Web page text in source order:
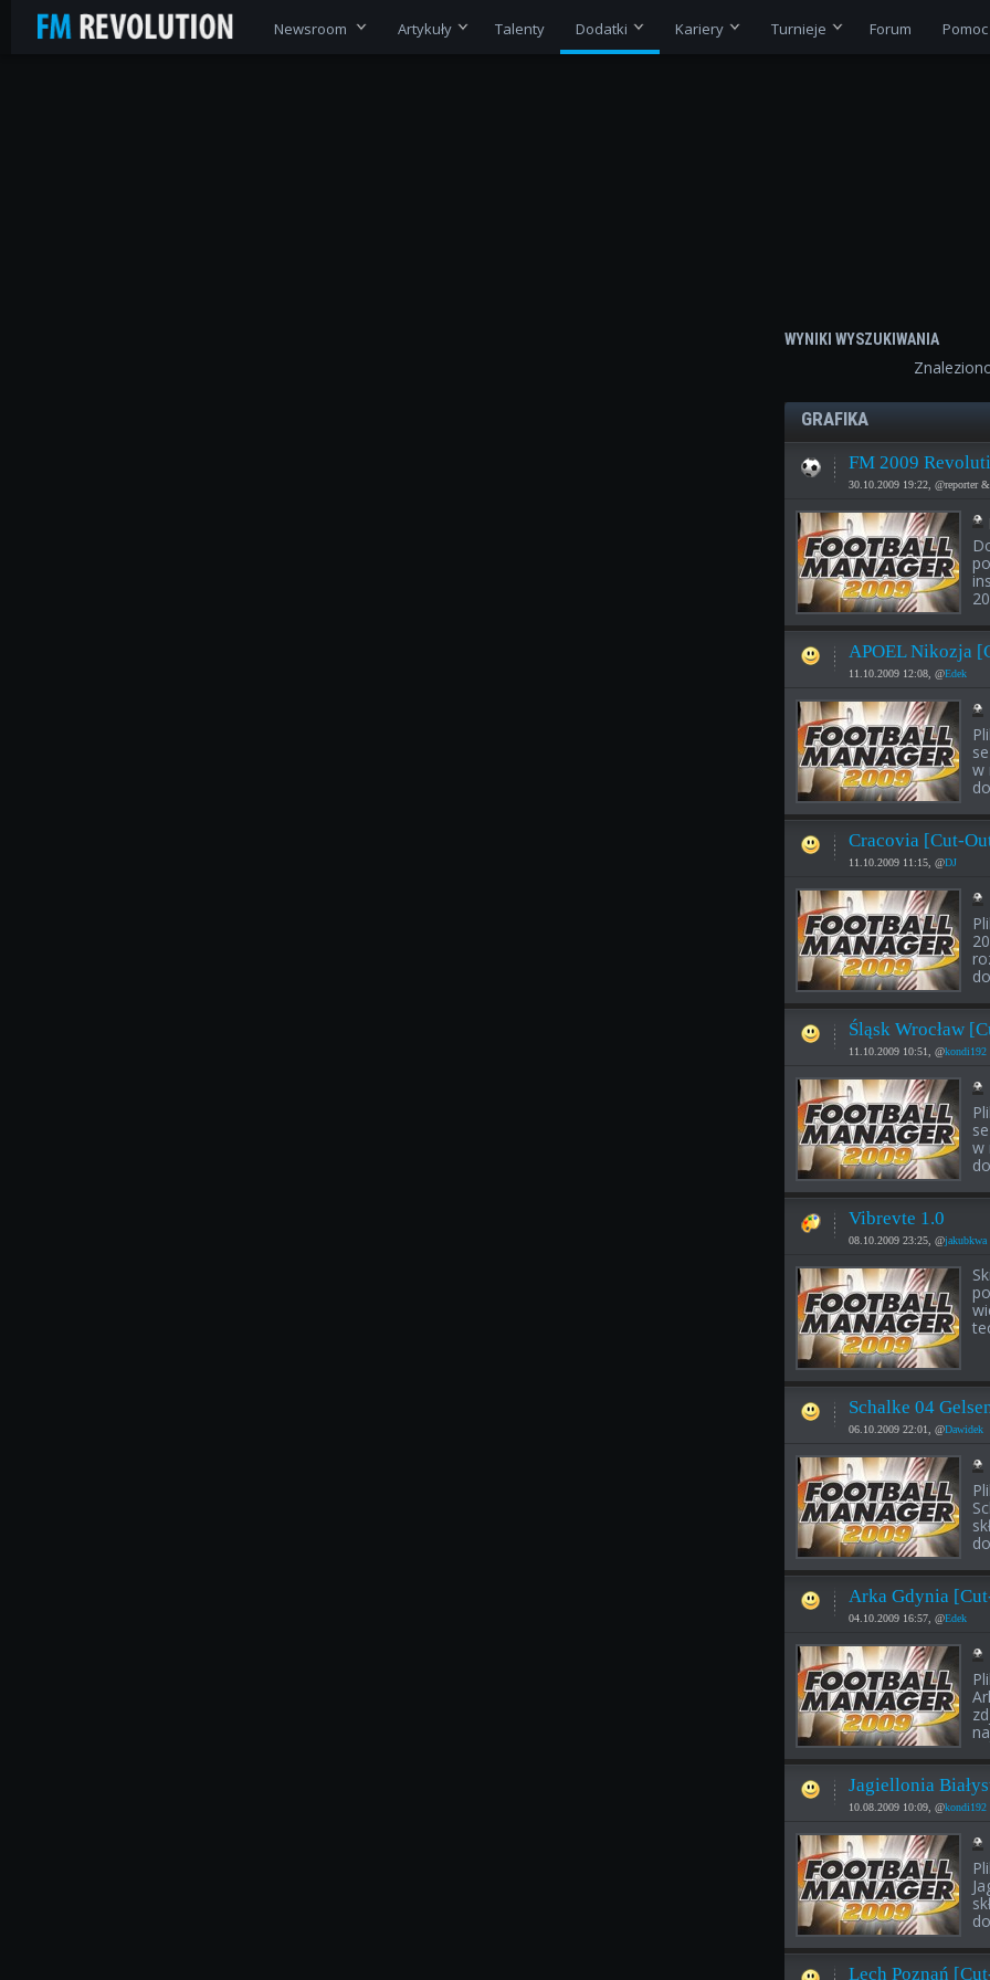
Newsroom Artykuły Talenty Dodatki Kariery Turnieje Forum Pomoc
WYNIKI WYSZUKIWANIA
GRAFIKA
FM 2009
30.10.2009 19:22, @reporter
APOEL Nikozja
11.10.2009 12:08, @Edek
w
Cracovia [Cut-
11.10.2009 11:15, @DJ
Śląsk Wrocław
11.10.2009 10:51, @kondi192
w
Vibrevte 1.0
08.10.2009 23:25, @jakubkwa
Schalke 04
06.10.2009 22:01, @Dawidek
Arka Gdynia
04.10.2009 16:57, @Edek
Jagiellonia
10.08.2009 10:09, @kondi192
Lech Poznań